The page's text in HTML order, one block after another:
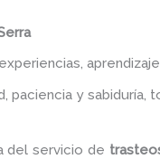
paciencia y sabiduría,
del servicio de